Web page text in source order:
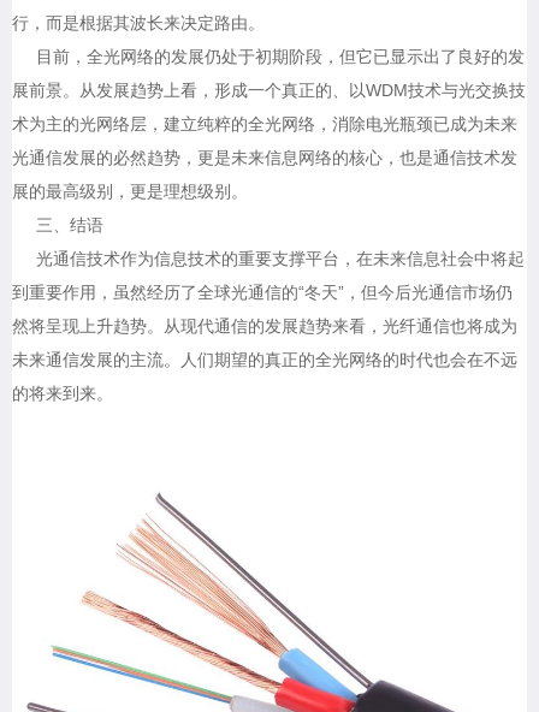
行，而是根据其波长来决定路由。
目前，全光网络的发展仍处于初期阶段，但它已显示出了良好的发
展前景。从发展趋势上看，形成一个真正的、以WDM技术与光交换技
术为主的光网络层，建立纯粹的全光网络，消除电光瓶颈已成为未来
光通信发展的必然趋势，更是未来信息网络的核心，也是通信技术发
展的最高级别，更是理想级别。
三、结语
光通信技术作为信息技术的重要支撑平台，在未来信息社会中将起
到重要作用，虽然经历了全球光通信的“冬天”，但今后光通信市场仍
然将呈现上升趋势。从现代通信的发展趋势来看，光纤通信也将成为
未来通信发展的主流。人们期望的真正的全光网络的时代也会在不远
的将来到来。